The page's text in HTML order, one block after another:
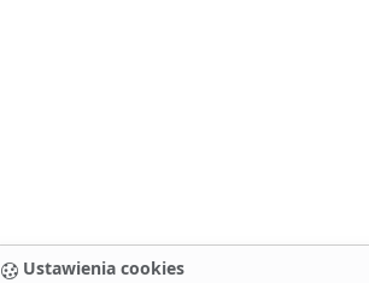
Ustawienia cookies